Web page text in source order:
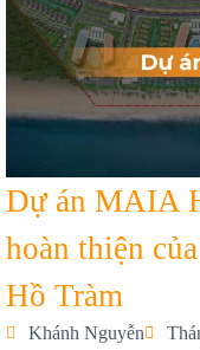
Dự án MAIA
hoàn thiện
Hồ Tràm
Khánh Nguyễn